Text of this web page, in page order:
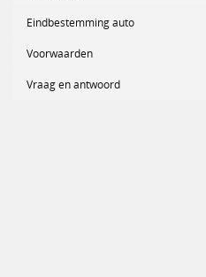
Eindbestemming auto
Voorwaarden
Vraag en antwoord